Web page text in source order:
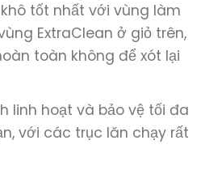
tốt nhất với vùng làm
ExtraClean ở giỏ trên,
toàn không để xót lại
linh hoạt và bảo vệ tối đa
với các trục lăn chạy rất